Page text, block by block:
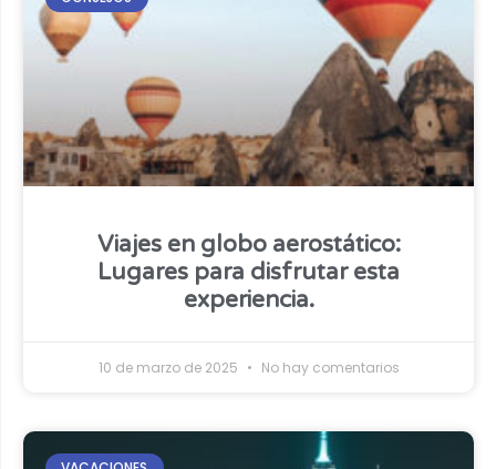
Viajes en globo aerostático:
Lugares para disfrutar esta
experiencia.
10 de marzo de 2025 No hay comentarios